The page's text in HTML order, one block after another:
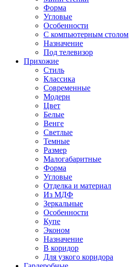
Форма
Угловые
Особенности
С компьютерным столом
Назначение
Под телевизор
Прихожие
Стиль
Классика
Современные
Модерн
Цвет
Белые
Венге
Светлые
Темные
Размер
Малогабаритные
Форма
Угловые
Отделка и материал
Из МДФ
Зеркальные
Особенности
Купе
Эконом
Назначение
В коридор
Для узкого коридора